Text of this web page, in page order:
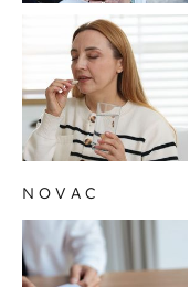
NOVAC